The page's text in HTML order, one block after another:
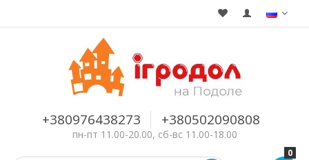
+380976438273 +380502090808
пн-пт 11.00-20.00, сб-вс 11.00-18.00
0